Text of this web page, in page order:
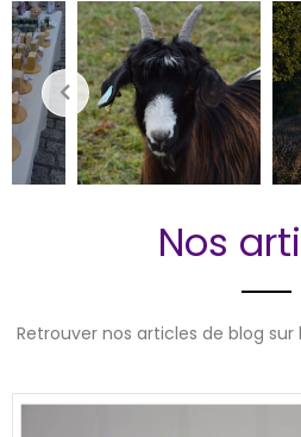
Nos
Retrouver nos articles de blog